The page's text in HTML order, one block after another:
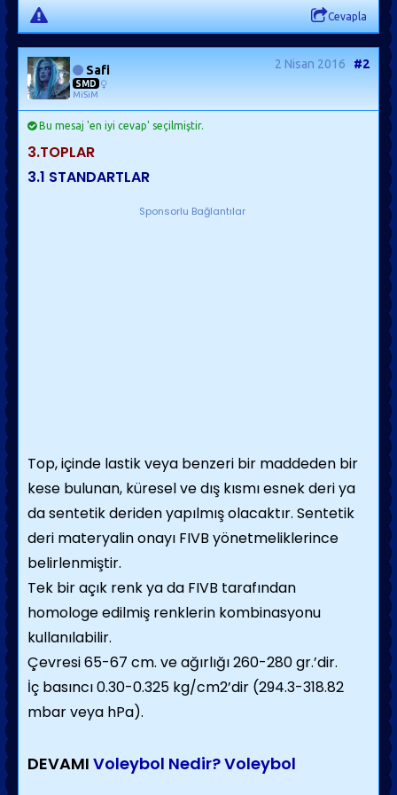
Cevapla
Safi
SMD
MiSiM
2 Nisan 2016 #2
Bu mesaj 'en iyi cevap' seçilmiştir.
3.TOPLAR
3.1 STANDARTLAR
Sponsorlu Bağlantılar
Top, içinde lastik veya benzeri bir maddeden bir
kese bulunan, küresel ve dış kısmı esnek deri ya
da sentetik deriden yapılmış olacaktır. Sentetik
deri materyalin onayı FIVB yönetmeliklerince
belirlenmiştir.
Tek bir açık renk ya da FIVB tarafından
homologe edilmiş renklerin kombinasyonu
kullanılabilir.
Çevresi 65-67 cm. ve ağırlığı 260-280 gr.’dir.
İç basıncı 0.30-0.325 kg/cm2’dir (294.3-318.82
mbar veya hPa).
DEVAMI Voleybol Nedir? Voleybol